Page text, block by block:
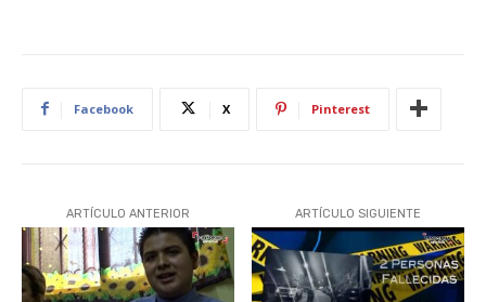
Facebook X Pinterest
ARTÍCULO ANTERIOR ARTÍCULO SIGUIENTE